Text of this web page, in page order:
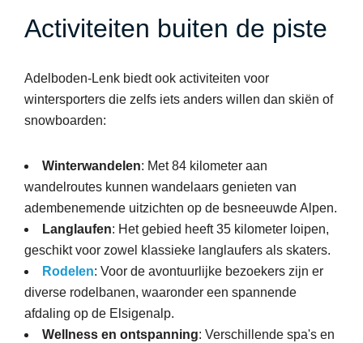
Activiteiten buiten de piste
Adelboden-Lenk biedt ook activiteiten voor
wintersporters die zelfs iets anders willen dan skiën of
snowboarden:
Winterwandelen: Met 84 kilometer aan
wandelroutes kunnen wandelaars genieten van
adembenemende uitzichten op de besneeuwde Alpen.
Langlaufen: Het gebied heeft 35 kilometer loipen,
geschikt voor zowel klassieke langlaufers als skaters.
Rodelen: Voor de avontuurlijke bezoekers zijn er
diverse rodelbanen, waaronder een spannende
afdaling op de Elsigenalp.
Wellness en ontspanning: Verschillende spa's en